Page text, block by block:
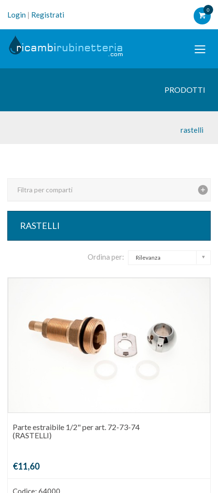
Login | Registrati
0
PRODOTTI
rastelli
Filtra per comparti
RASTELLI
Ordina per: Rilevanza
Parte estraibile 1/2" per art. 72-73-74
(RASTELLI)
€11,60
Codice: 64000